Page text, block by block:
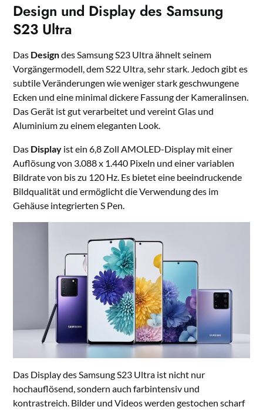
Design und Display des Samsung
S23 Ultra
Das Designdes Samsung S23 Ultra ähnelt seinem
Vorgängermodell, dem S22 Ultra, sehr stark. Jedoch gibt es
subtile Veränderungen wie weniger stark geschwungene
Ecken und eine minimal dickere Fassung der Kameralinsen.
Das Gerät ist gut verarbeitet und vereint Glas und
Aluminium zu einem eleganten Look.
Das Display ist ein 6,8 Zoll AMOLED-Display mit einer
Auflösung von 3.088 x 1.440 Pixeln und einer variablen
Bildrate von bis zu 120 Hz. Es bietet eine beeindruckende
Bildqualität und ermöglicht die Verwendung des im
Gehäuse integrierten S Pen.
Das Display des Samsung S23 Ultra ist nicht nur
hochauflösend, sondern auch farbintensiv und
kontrastreich. Bilder und Videos werden gestochen scharf